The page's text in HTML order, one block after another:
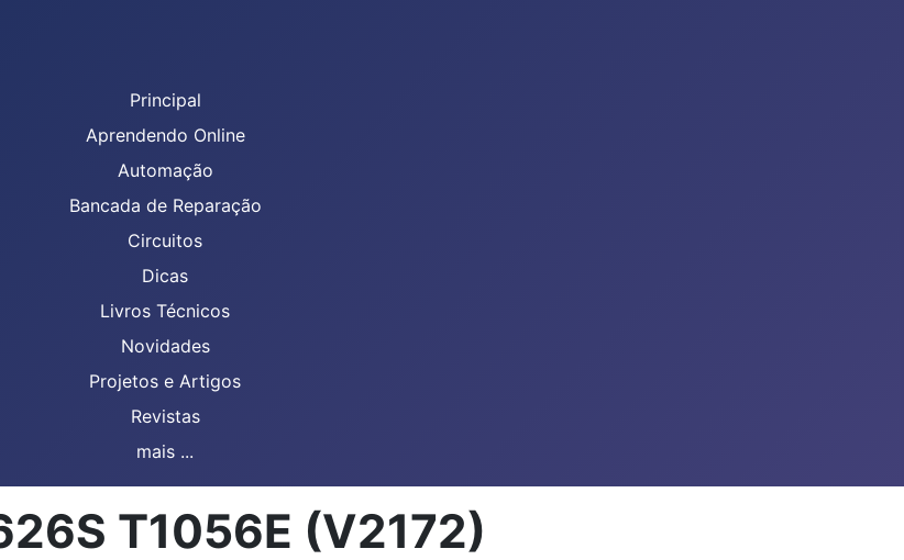
Principal
Aprendendo Online
Automação
Bancada de Reparação
Circuitos
Dicas
Livros Técnicos
Novidades
Projetos e Artigos
Revistas
mais ...
T1056E (V2172)